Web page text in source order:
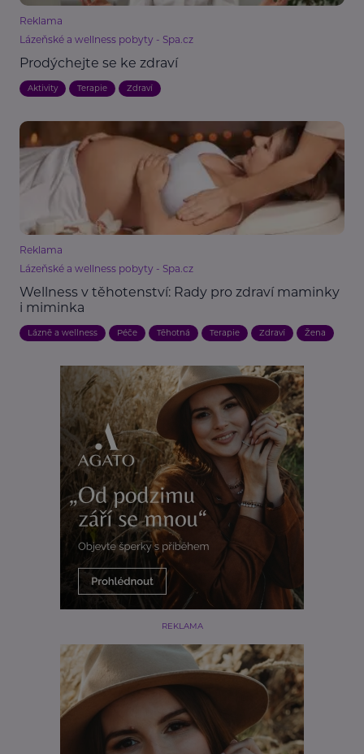
Reklama
Lázeňské a wellness pobyty - Spa.cz
Prodýchejte se ke zdraví
Aktivity Terapie Zdraví
Reklama
Lázeňské a wellness pobyty - Spa.cz
Wellness v těhotenství: Rady pro zdraví maminky
i miminka
Lázně a wellness Péče Těhotná Terapie Zdraví Žena
REKLAMA